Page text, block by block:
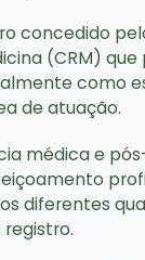
concedido
(CRM)
como
de atuação.
médica e
diferentes